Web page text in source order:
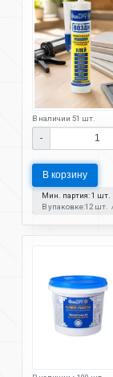
В наличии 51 шт.
-
В корзину
Мин. партия: 1 шт.
В упаковке:12 шт.